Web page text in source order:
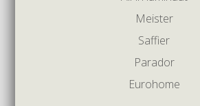
Meister
Saffier
Parador
Eurohome